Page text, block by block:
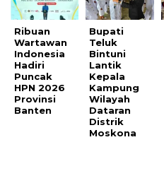
Ribuan
Wartawan
Indonesia
Hadiri
Puncak
HPN 2026
Provinsi
Banten
Bupati
Teluk
Bintuni
Lantik
Kepala
Kampung
Wilayah
Dataran
Distrik
Moskona